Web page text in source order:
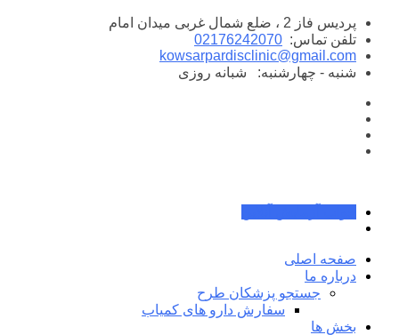
پرش
محتوا
پردیس فاز 2 ، ضلع شمال غربی میدان امام
تلفن تماس: 02176242070
kowsarpardisclinic@gmail.com
شنبه - چهارشنبه:
شبانه روزی
صفحه اصلی
درباره ما
جستجو پزشکان طرح
سفارش دارو های کمیاب
بخش ها